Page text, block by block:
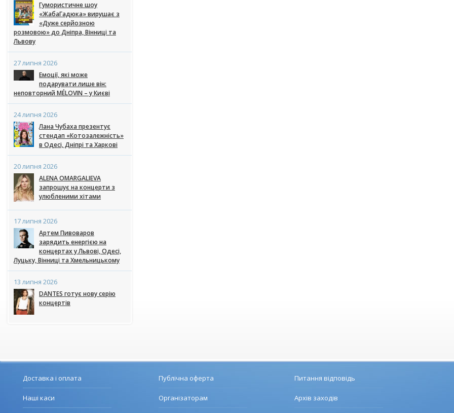
Гумористичне шоу
«ЖабаГадюка» вирушає з
«Дуже серйозною
розмовою» до Дніпра, Вінниці та
Львову
27 липня 2026
Емоції, які може
подарувати лише він:
неповторний MÉLOVIN – у Києві
24 липня 2026
Лана Чубаха презентує
стендап «Котозалежність»
в Одесі, Дніпрі та Харкові
20 липня 2026
ALENA OMARGALIEVA
запрошує на концерти з
улюбленими хітами
17 липня 2026
Артем Пивоваров
зарядить енергією на
концертах у Львові, Одесі,
Луцьку, Вінниці та Хмельницькому
13 липня 2026
DANTES готує нову серію
концертів
Доставка і оплата
Наші каси
Публічна оферта
Організаторам
Питання відповідь
Архів заходів